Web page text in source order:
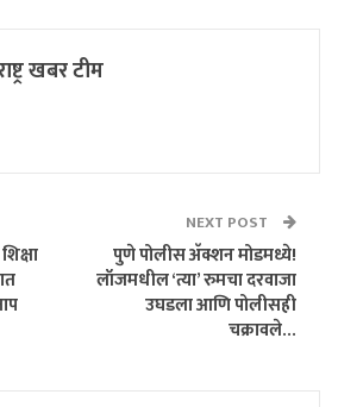
खबर टीम
NEXT POST
पुणे पोलीस अ‍ॅक्शन मोडमध्ये!
लॉजमधील ‘त्या’ रुमचा दरवाजा
उघडला आणि पोलीसही
चक्रावले…